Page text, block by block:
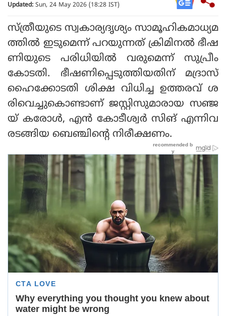
Updated: Sun, 24 May 2026 (18:28 IST)
സ്ത്രീയുടെ സ്വകാര്യദൃശ്യം സാമൂഹികമാധ്യമ
ത്തില്‍ ഇടുമെന്ന് പറയുന്നത് ക്രിമിനല്‍ ഭീഷ
ണിയുടെ പരിധിയില്‍ വരുമെന്ന് സുപ്രീം
കോടതി. ഭീഷണിപ്പെടുത്തിയതിന് മദ്രാസ്
ഹൈക്കോടതി ശിക്ഷ വിധിച്ച ഉത്തരവ് ശ
രിവെച്ചുകൊണ്ടാണ് ജസ്റ്റിസുമാരായ സഞ്ജ
യ് കരോള്‍, എന്‍ കോടീശ്വര്‍ സിങ് എന്നിവ
രടങ്ങിയ ബെഞ്ചിന്റെ നിരീക്ഷണം.